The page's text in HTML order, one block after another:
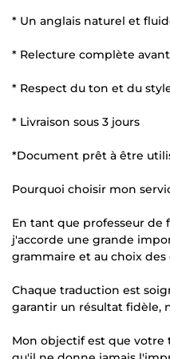
* Un anglais naturel et
* Relecture complète
* Respect du ton et du
* Livraison sous 3 jours
*Document prêt à être
Pourquoi choisir mon
En tant que professeur de
j'accorde une grande
grammaire et au choix des
Chaque traduction est
garantir un résultat fidèle,
Mon objectif est que votre